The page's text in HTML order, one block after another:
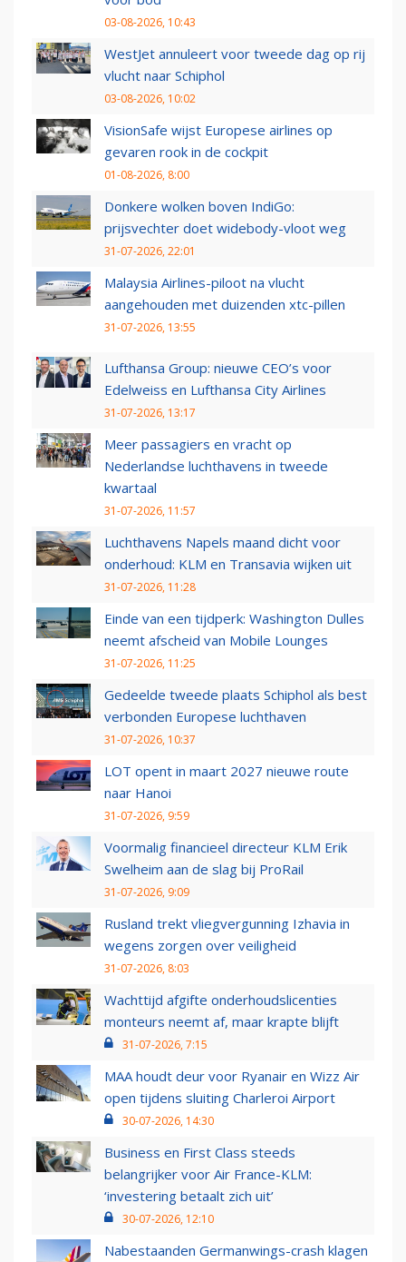
03-08-2026, 10:43
WestJet annuleert voor tweede dag op rij
vlucht naar Schiphol
03-08-2026, 10:02
VisionSafe wijst Europese airlines op
gevaren rook in de cockpit
01-08-2026, 8:00
Donkere wolken boven IndiGo:
prijsvechter doet widebody-vloot weg
31-07-2026, 22:01
Malaysia Airlines-piloot na vlucht
aangehouden met duizenden xtc-pillen
31-07-2026, 13:55
Lufthansa Group: nieuwe CEO’s voor
Edelweiss en Lufthansa City Airlines
31-07-2026, 13:17
Meer passagiers en vracht op
Nederlandse luchthavens in tweede
kwartaal
31-07-2026, 11:57
Luchthavens Napels maand dicht voor
onderhoud: KLM en Transavia wijken uit
31-07-2026, 11:28
Einde van een tijdperk: Washington Dulles
neemt afscheid van Mobile Lounges
31-07-2026, 11:25
Gedeelde tweede plaats Schiphol als best
verbonden Europese luchthaven
31-07-2026, 10:37
LOT opent in maart 2027 nieuwe route
naar Hanoi
31-07-2026, 9:59
Voormalig financieel directeur KLM Erik
Swelheim aan de slag bij ProRail
31-07-2026, 9:09
Rusland trekt vliegvergunning Izhavia in
wegens zorgen over veiligheid
31-07-2026, 8:03
Wachttijd afgifte onderhoudslicenties
monteurs neemt af, maar krapte blijft
31-07-2026, 7:15
MAA houdt deur voor Ryanair en Wizz Air
open tijdens sluiting Charleroi Airport
30-07-2026, 14:30
Business en First Class steeds
belangrijker voor Air France-KLM:
‘investering betaalt zich uit’
30-07-2026, 12:10
Nabestaanden Germanwings-crash klagen